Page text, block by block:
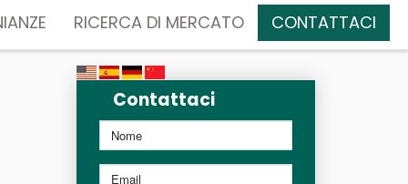
RICERCA DI MERCATO CONTATTACI
Contattaci